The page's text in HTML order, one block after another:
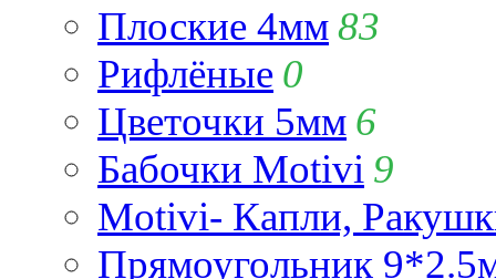
Плоские 4мм83
Рифлёные 0
Цветочки 5мм 6
Бабочки Motivi 9
Motivi- Капли,
Прямоугольник